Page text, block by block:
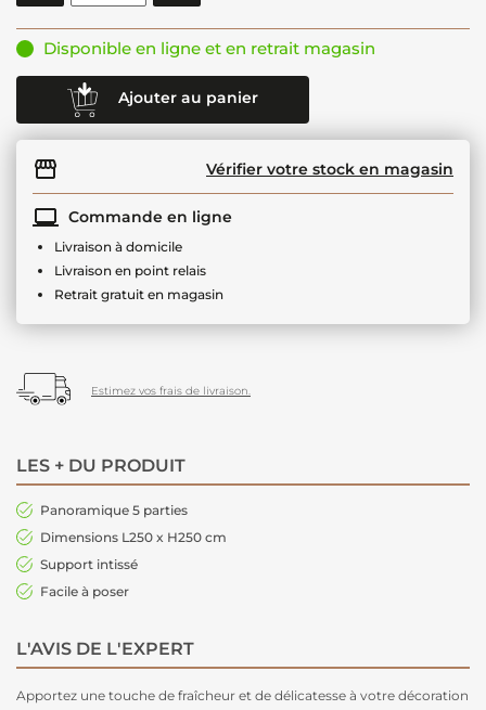
Disponible en ligne et en retrait magasin
Ajouter au panier
Vérifier votre stock en magasin
Commande en ligne
Livraison à domicile
Livraison en point relais
Retrait gratuit en magasin
Estimez vos frais de livraison.
LES + DU PRODUIT
Panoramique 5 parties
Dimensions L250 x H250 cm
Support intissé
Facile à poser
L'AVIS DE L'EXPERT
Apportez une touche de fraîcheur et de délicatesse à votre décoration